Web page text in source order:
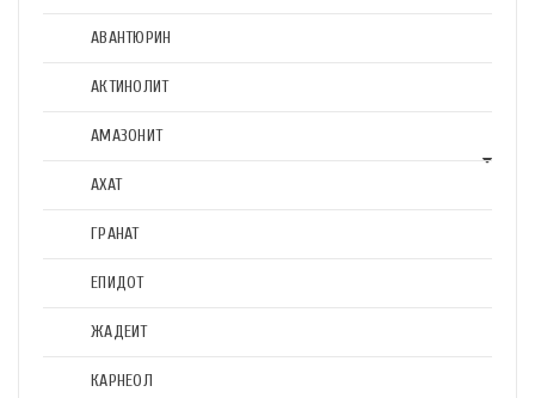
АВАНТЮРИН
АКТИНОЛИТ
АМАЗОНИТ
АХАТ
ГРАНАТ
ЕПИДОТ
ЖАДЕИТ
КАРНЕОЛ